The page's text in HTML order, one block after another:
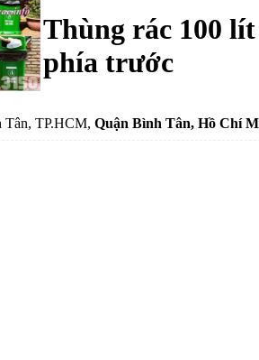
Thùng rác 100
phía trước
TP.HCM, Quận Bình Tân, Hồ Chí